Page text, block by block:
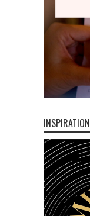
INSPIRATION